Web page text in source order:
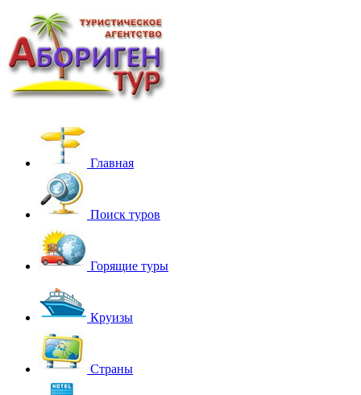
Главная
Поиск туров
Горящие туры
Круизы
Страны